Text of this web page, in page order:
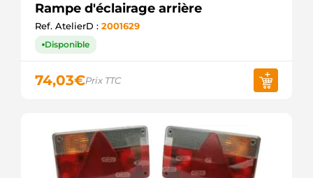
Rampe d'éclairage arrière
Ref. AtelierD : 2001629
Disponible
74,03€Prix TTC